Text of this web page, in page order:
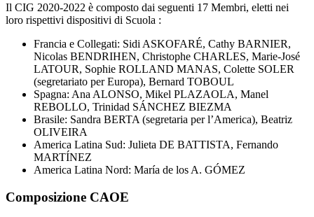
Il CIG 2020-2022 è composto dai seguenti 17 Membri, eletti nei
loro rispettivi dispositivi di Scuola :
Francia e Collegati: Sidi ASKOFARÉ, Cathy BARNIER,
Nicolas BENDRIHEN, Christophe CHARLES, Marie-José
LATOUR, Sophie ROLLAND MANAS, Colette SOLER
(segretariato per Europa), Bernard TOBOUL
Spagna: Ana ALONSO, Mikel PLAZAOLA, Manel
REBOLLO, Trinidad SÁNCHEZ BIEZMA
Brasile: Sandra BERTA (segretaria per l’America), Beatriz
OLIVEIRA
America Latina Sud: Julieta DE BATTISTA, Fernando
MARTÍNEZ
America Latina Nord: María de los A. GÓMEZ
Composizione CAOE